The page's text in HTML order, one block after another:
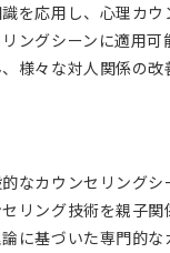
を応用し、心理カウ
ングシーンに適用
様々な対人関係の改
なカウンセリング
リング技術を親子関
に基づいた専門的